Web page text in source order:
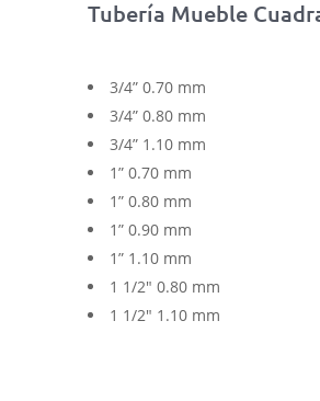
Tubería Mueble
3/4” 0.70 mm
3/4” 0.80 mm
3/4” 1.10 mm
1” 0.70 mm
1” 0.80 mm
1” 0.90 mm
1” 1.10 mm
1 1/2″ 0.80 mm
1 1/2″ 1.10 mm